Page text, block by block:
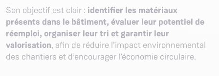
Son objectif est clair : identifier les matériaux
présents dans le bâtiment, évaluer leur potentiel de
réemploi, organiser leur tri et garantir leur
valorisation, afin de réduire l’impact environnemental
des chantiers et d’encourager l’économie circulaire.